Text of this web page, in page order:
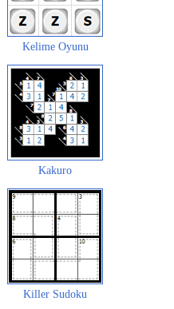
Kelime Oyunu
Kakuro
Killer Sudoku